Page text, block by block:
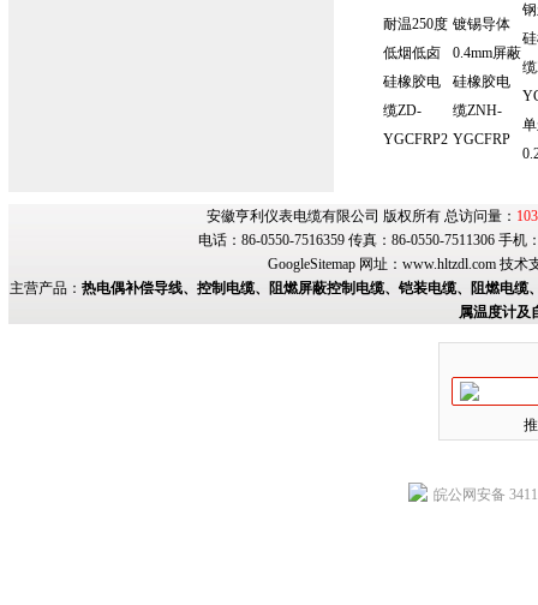
耐温250度
低烟低卤
硅橡胶电
缆ZD-
YGCFRP2
镀锡导体
0.4mm屏蔽
硅橡胶电
缆ZNH-
YGCFRP
安徽亨利仪表电缆有限公司 版权所有 总访问量：
电话：86-0550-7516359 传真：86-0550-7511306 手
GoogleSitemap网址： www.hltzdl.com技术
主营产品： 热电偶补偿导线、控制电缆、阻燃屏蔽控制电缆、铠装电缆、阻燃电
属温度计及
皖公网安备